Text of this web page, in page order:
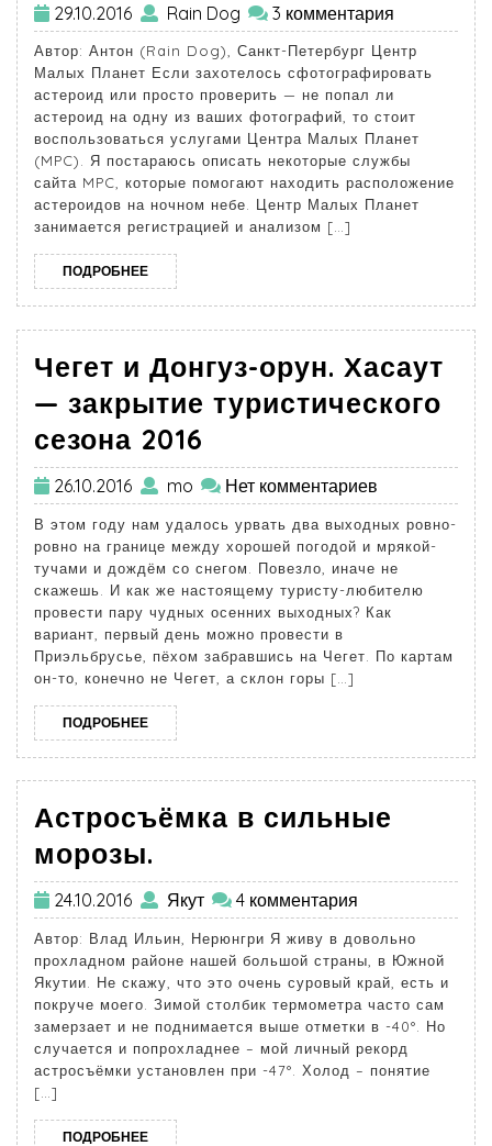
29.10.2016 Rain Dog 3 комментария
Автор: Антон (Rain Dog), Санкт-Петербург Центр
Малых Планет Если захотелось сфотографировать
астероид или просто проверить — не попал ли
астероид на одну из ваших фотографий, то стоит
воспользоваться услугами Центра Малых Планет
(MPC). Я постараюсь описать некоторые службы
сайта MPC, которые помогают находить расположение
астероидов на ночном небе. Центр Малых Планет
занимается регистрацией и анализом […]
ПОДРОБНЕЕ
Чегет и Донгуз-орун. Хасаут
— закрытие туристического
сезона 2016
26.10.2016 mo Нет комментариев
В этом году нам удалось урвать два выходных ровно-
ровно на границе между хорошей погодой и мрякой-
тучами и дождём со снегом. Повезло, иначе не
скажешь. И как же настоящему туристу-любителю
провести пару чудных осенних выходных? Как
вариант, первый день можно провести в
Приэльбрусье, пёхом забравшись на Чегет. По картам
он-то, конечно не Чегет, а склон горы […]
ПОДРОБНЕЕ
Астросъёмка в сильные
морозы.
24.10.2016 Якут 4 комментария
Автор: Влад Ильин, Нерюнгри Я живу в довольно
прохладном районе нашей большой страны, в Южной
Якутии. Не скажу, что это очень суровый край, есть и
покруче моего. Зимой столбик термометра часто сам
замерзает и не поднимается выше отметки в -40°. Но
случается и попрохладнее – мой личный рекорд
астросъёмки установлен при -47°. Холод – понятие
[…]
ПОДРОБНЕЕ